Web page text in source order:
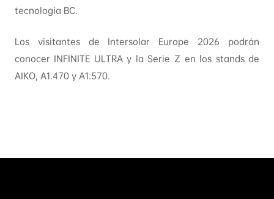
tecnología BC.
Los visitantes de Intersolar Europe 2026 podrán
conocer INFINITE ULTRA y la Serie Z en los stands de
AIKO, A1.470 y A1.570.